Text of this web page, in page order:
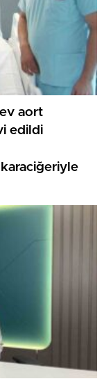
aort
edildi